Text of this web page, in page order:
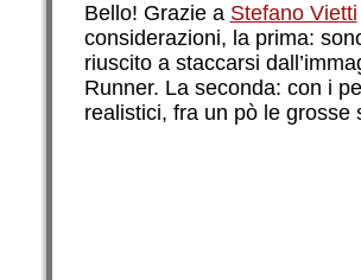
Bello! Grazie a Stefano Vietti
considerazioni, la prima:
riuscito a staccarsi
Runner. La seconda: con i
realistici, fra un pò le grosse